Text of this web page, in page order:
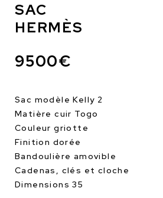
SAC
HERMÈS
9500€
Sac modèle Kelly 2
Matière cuir Togo
Couleur griotte
Finition dorée
Bandoulière amovible
Cadenas, clés et cloche
Dimensions 35